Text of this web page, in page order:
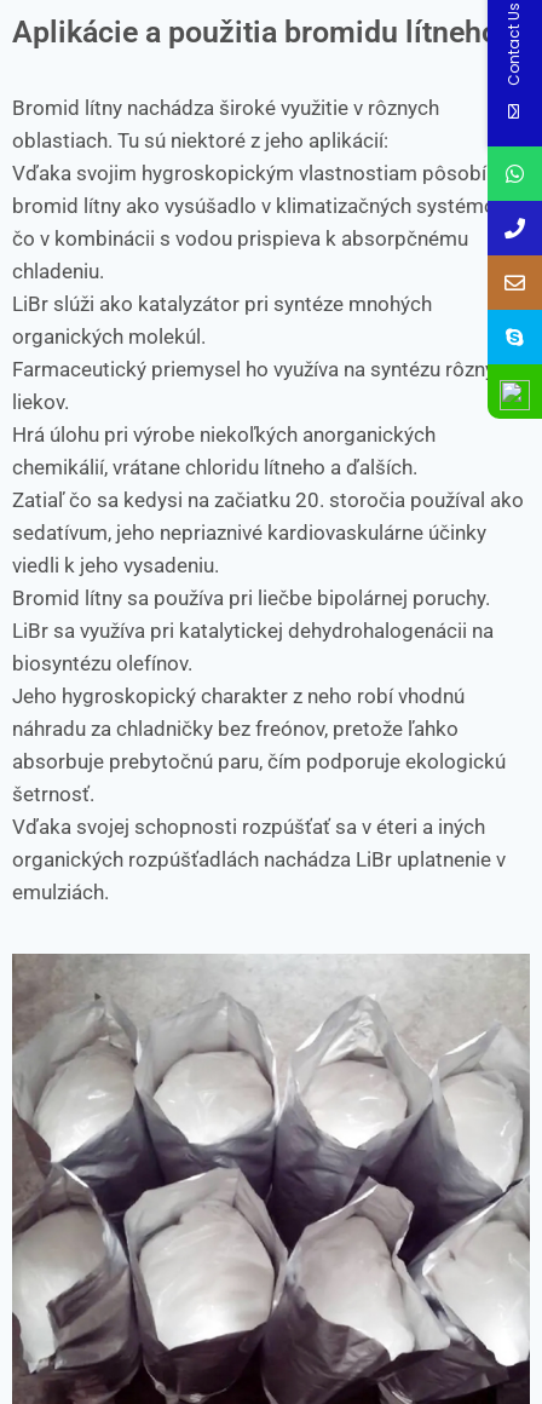
Aplikácie a použitia bromidu lítneho
Bromid lítny nachádza široké využitie v rôznych
oblastiach. Tu sú niektoré z jeho aplikácií:
Vďaka svojim hygroskopickým vlastnostiam pôsobí
bromid lítny ako vysúšadlo v klimatizačných systémoch,
čo v kombinácii s vodou prispieva k absorpčnému
chladeniu.
LiBr slúži ako katalyzátor pri syntéze mnohých
organických molekúl.
Farmaceutický priemysel ho využíva na syntézu rôznych
liekov.
Hrá úlohu pri výrobe niekoľkých anorganických
chemikálií, vrátane chloridu lítneho a ďalších.
Zatiaľ čo sa kedysi na začiatku 20. storočia používal ako
sedatívum, jeho nepriaznivé kardiovaskulárne účinky
viedli k jeho vysadeniu.
Bromid lítny sa používa pri liečbe bipolárnej poruchy.
LiBr sa využíva pri katalytickej dehydrohalogenácii na
biosyntézu olefínov.
Jeho hygroskopický charakter z neho robí vhodnú
náhradu za chladničky bez freónov, pretože ľahko
absorbuje prebytočnú paru, čím podporuje ekologickú
šetrnosť.
Vďaka svojej schopnosti rozpúšťať sa v éteri a iných
organických rozpúšťadlách nachádza LiBr uplatnenie v
emulziách.
Contact Us